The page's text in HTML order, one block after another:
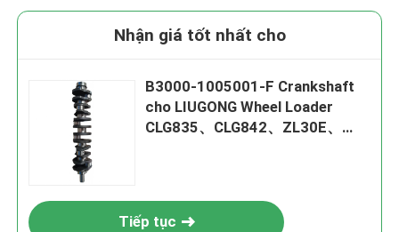
Nhận giá tốt nhất cho
B3000-1005001-F Crankshaft
cho LIUGONG Wheel Loader
CLG835、CLG842、ZL30E、
Tiếp tục